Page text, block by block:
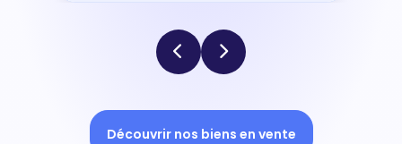
Découvrir nos biens en vente